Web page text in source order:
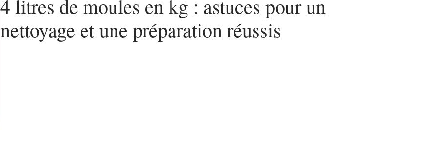
4 litres de moules en kg : astuces pour un
nettoyage et une préparation réussis